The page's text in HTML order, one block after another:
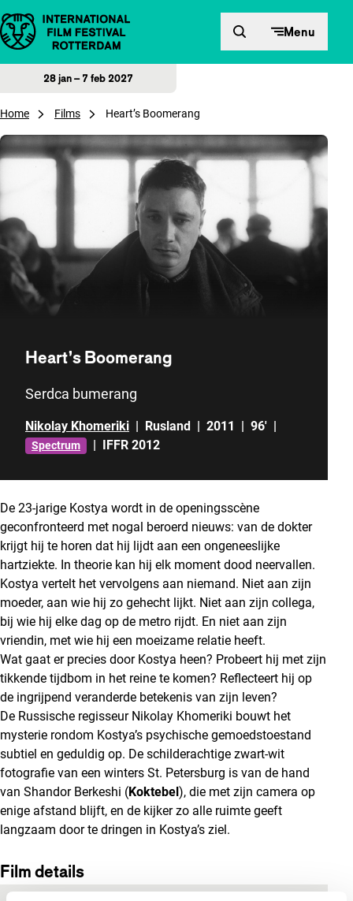
Direct naar inhoud Menu
28 jan – 7 feb 2027
Home Films Heart’s Boomerang
Heart’s Boomerang
Serdca bumerang
Nikolay Khomeriki | Rusland | 2011 | 96' |
Spectrum | IFFR 2012
De 23-jarige Kostya wordt in de openingsscène
geconfronteerd met nogal beroerd nieuws: van de dokter
krijgt hij te horen dat hij lijdt aan een ongeneeslijke
hartziekte. In theorie kan hij elk moment dood neervallen.
Kostya vertelt het vervolgens aan niemand. Niet aan zijn
moeder, aan wie hij zo gehecht lijkt. Niet aan zijn collega,
bij wie hij elke dag op de metro rijdt. En niet aan zijn
vriendin, met wie hij een moeizame relatie heeft.
Wat gaat er precies door Kostya heen? Probeert hij met zijn
tikkende tijdbom in het reine te komen? Reflecteert hij op
de ingrijpend veranderde betekenis van zijn leven?
De Russische regisseur Nikolay Khomeriki bouwt het
mysterie rondom Kostya’s psychische gemoedstoestand
subtiel en geduldig op. De schilderachtige zwart-wit
fotografie van een winters St. Petersburg is van de hand
van Shandor Berkeshi (Koktebel), die met zijn camera op
enige afstand blijft, en de kijker zo alle ruimte geeft
langzaam door te dringen in Kostya’s ziel.
Film details